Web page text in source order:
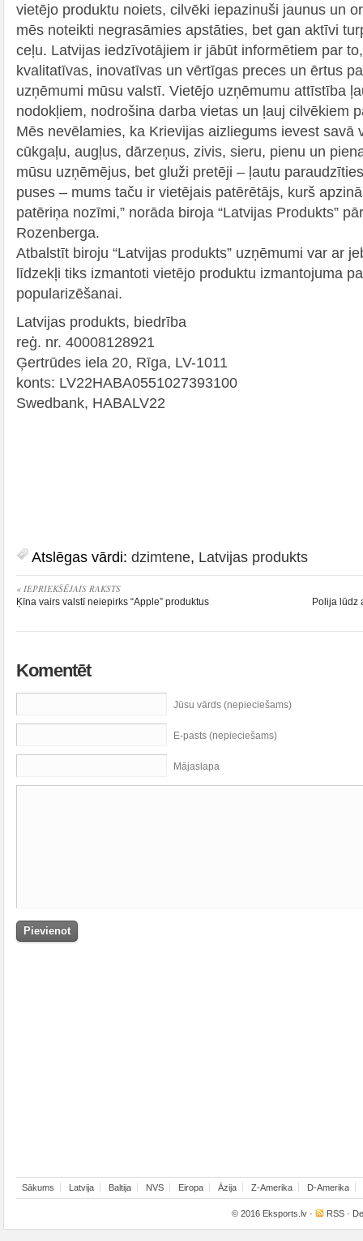
vietējo produktu noiets, cilvēki iepazinuši jaunus un
mēs noteikti negrasāmies apstāties, bet gan aktīvi
ceļu. Latvijas iedzīvotājiem ir jābūt informētiem par
kvalitatīvas, inovatīvas un vērtīgas preces un ērtus
uzņēmumi mūsu valstī. Vietējo uzņēmumu attīstība
nodokļiem, nodrošina darba vietas un ļauj cilvēkiem
Mēs nevēlamies, ka Krievijas aizliegums ievest savā
cūkgaļu, augļus, dārzeņus, zivis, sieru, pienu un
mūsu uzņēmējus, bet gluži pretēji – ļautu
puses – mums taču ir vietējais patērētājs, kurš
patēriņa nozīmi,” norāda biroja “Latvijas Produkts”
Rozenberga.
Atbalstīt biroju “Latvijas produkts” uzņēmumi var ar
līdzekļi tiks izmantoti vietējo produktu izmantojuma
popularizēšanai.
Latvijas produkts, biedrība
reģ. nr. 40008128921
Ģertrūdes iela 20, Rīga, LV-1011
konts: LV22HABA0551027393100
Swedbank, HABALV22
Atslēgas vārdi: dzimtene, Latvijas produkts
« IEPRIEKŠĒJAIS RAKSTS
Ķīna vairs valstī neiepirks “Apple” produktus Polija lūdz
Komentēt
Jūsu vārds (nepieciešams)
E-pasts (nepieciešams)
Mājaslapa
Sākums Latvija Baltija NVS Eiropa Āzija Z-Amerika D-Amerika
© 2016 Eksports.lv · RSS ·